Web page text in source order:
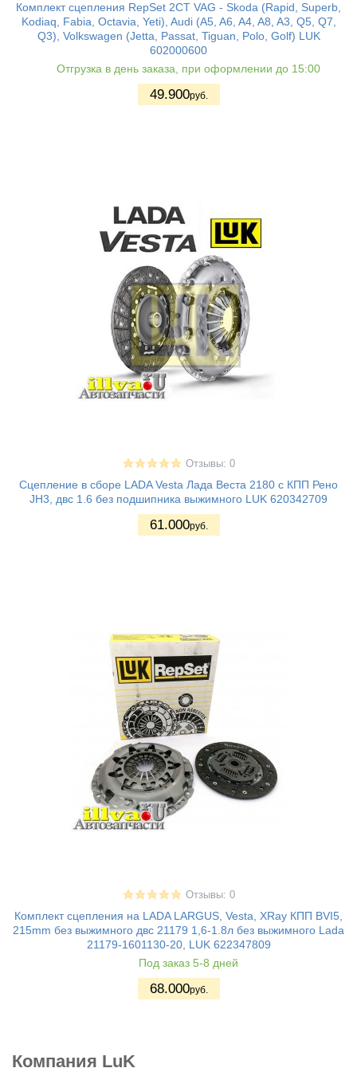
Комплект сцепления RepSet 2CT VAG - Skoda (Rapid, Superb,
Kodiaq, Fabia, Octavia, Yeti), Audi (A5, A6, A4, A8, A3, Q5, Q7,
Q3), Volkswagen (Jetta, Passat, Tiguan, Polo, Golf) LUK
602000600
Отгрузка в день заказа, при оформлении до 15:00
49.900руб.
Отзывы: 0
Сцепление в сборе LADA Vesta Лада Веста 2180 c КПП Рено
JH3, двс 1.6 без подшипника выжимного LUK 620342709
61.000руб.
Отзывы: 0
Комплект сцепления на LADA LARGUS, Vesta, XRay КПП BVI5,
215mm без выжимного двс 21179 1,6-1.8л без выжимного Lada
21179-1601130-20, LUK 622347809
Под заказ 5-8 дней
68.000руб.
Компания LuK